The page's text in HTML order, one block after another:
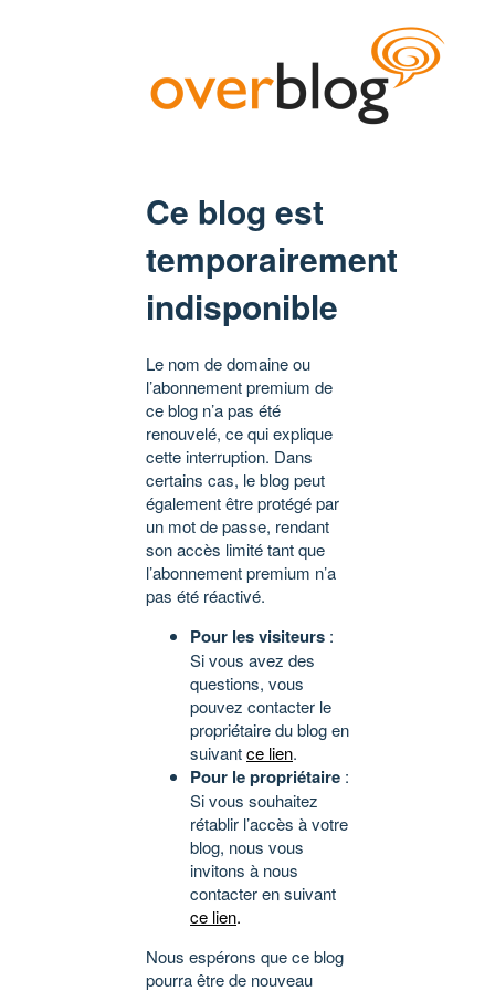
Ce blog est
temporairement
indisponible
Le nom de domaine ou
l’abonnement premium de
ce blog n’a pas été
renouvelé, ce qui explique
cette interruption. Dans
certains cas, le blog peut
également être protégé par
un mot de passe, rendant
son accès limité tant que
l’abonnement premium n’a
pas été réactivé.
Pour les visiteurs :
Si vous avez des
questions, vous
pouvez contacter le
propriétaire du blog en
suivantce lien.
Pour le propriétaire :
Si vous souhaitez
rétablir l’accès à votre
blog, nous vous
invitons à nous
contacter en suivant
ce lien.
Nous espérons que ce blog
pourra être de nouveau